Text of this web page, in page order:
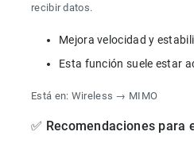
recibir datos.
Está en: Wireless → MIMO
✅ Recomendaciones para